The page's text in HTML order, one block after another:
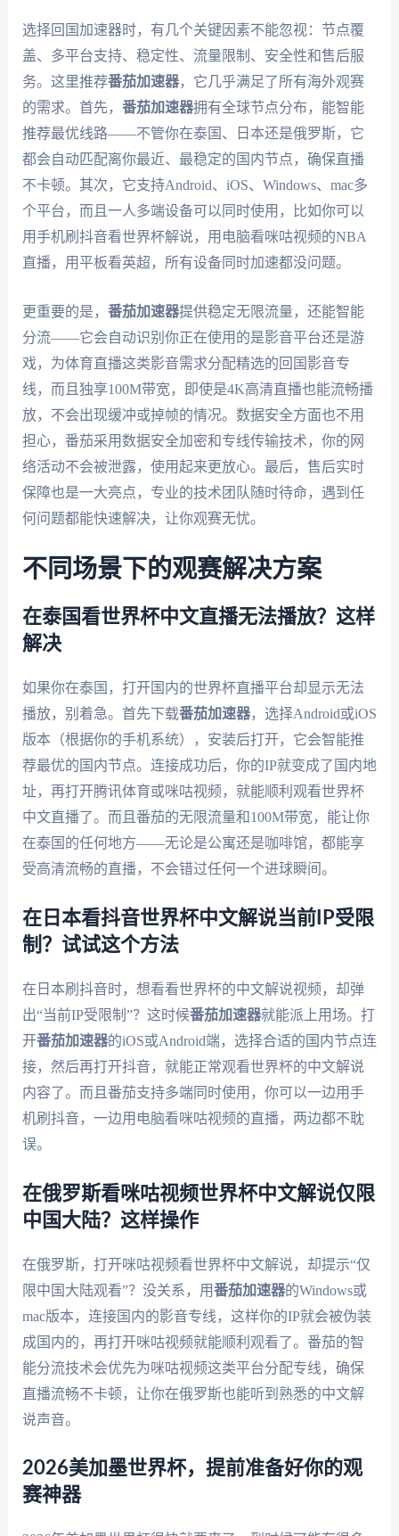
选择回国加速器时，有几个关键因素不能忽视：节点覆
盖、多平台支持、稳定性、流量限制、安全性和售后服
务。这里推荐番茄加速器，它几乎满足了所有海外观赛
的需求。首先， 番茄加速器拥有全球节点分布，能智能
推荐最优线路——不管你在泰国、日本还是俄罗斯，它
都会自动匹配离你最近、最稳定的国内节点，确保直播
不卡顿。其次，它支持Android、iOS、Windows、mac多
个平台，而且一人多端设备可以同时使用，比如你可以
用手机刷抖音看世界杯解说，用电脑看咪咕视频的NBA
直播，用平板看英超，所有设备同时加速都没问题。
更重要的是， 番茄加速器提供稳定无限流量，还能智能
分流——它会自动识别你正在使用的是影音平台还是游
戏，为体育直播这类影音需求分配精选的回国影音专
线，而且独享100M带宽，即使是4K高清直播也能流畅播
放，不会出现缓冲或掉帧的情况。数据安全方面也不用
担心，番茄采用数据安全加密和专线传输技术，你的网
络活动不会被泄露，使用起来更放心。最后，售后实时
保障也是一大亮点，专业的技术团队随时待命，遇到任
何问题都能快速解决，让你观赛无忧。
不同场景下的观赛解决方案
在泰国看世界杯中文直播无法播放？这样
解决
如果你在泰国，打开国内的世界杯直播平台却显示无法
播放，别着急。首先下载番茄加速器，选择Android或iOS
版本（根据你的手机系统），安装后打开，它会智能推
荐最优的国内节点。连接成功后，你的IP就变成了国内地
址，再打开腾讯体育或咪咕视频，就能顺利观看世界杯
中文直播了。而且番茄的无限流量和100M带宽，能让你
在泰国的任何地方——无论是公寓还是咖啡馆，都能享
受高清流畅的直播，不会错过任何一个进球瞬间。
在日本看抖音世界杯中文解说当前IP受限
制？试试这个方法
在日本刷抖音时，想看看世界杯的中文解说视频，却弹
出“当前IP受限制”？这时候番茄加速器就能派上用场。打
开番茄加速器的iOS或Android端，选择合适的国内节点连
接，然后再打开抖音，就能正常观看世界杯的中文解说
内容了。而且番茄支持多端同时使用，你可以一边用手
机刷抖音，一边用电脑看咪咕视频的直播，两边都不耽
误。
在俄罗斯看咪咕视频世界杯中文解说仅限
中国大陆？这样操作
在俄罗斯，打开咪咕视频看世界杯中文解说，却提示“仅
限中国大陆观看”？没关系，用番茄加速器的Windows或
mac版本，连接国内的影音专线，这样你的IP就会被伪装
成国内的，再打开咪咕视频就能顺利观看了。番茄的智
能分流技术会优先为咪咕视频这类平台分配专线，确保
直播流畅不卡顿，让你在俄罗斯也能听到熟悉的中文解
说声音。
2026美加墨世界杯，提前准备好你的观
赛神器